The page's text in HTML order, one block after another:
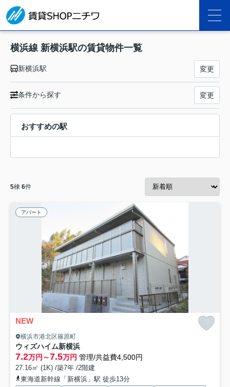
横浜線 新横浜駅の賃貸物件一覧
新横浜駅 変更
条件から探す 変更
おすすめの駅
5棟 6件
アパート
NEW
横浜市港北区篠原町
ウィズハイム新横浜
7.2万円～7.5万円 管理/共益費4,500円
27.16㎡ (1K) /築7年 /2階建
東海道新幹線「新横浜」駅 徒歩13分